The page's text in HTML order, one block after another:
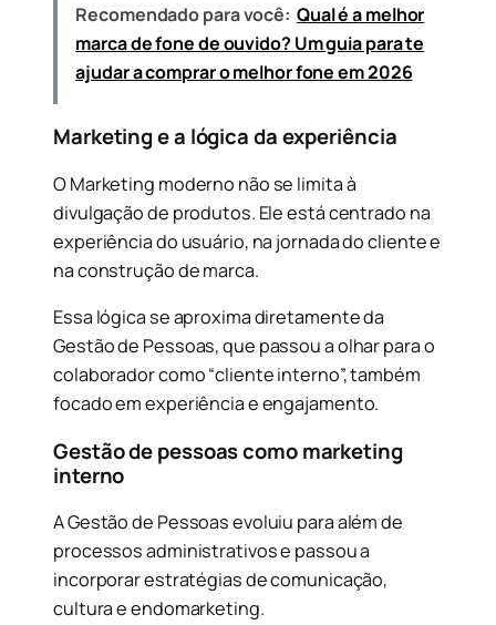
Recomendado para você: Qual é a melhor
marca de fone de ouvido? Um guia para te
ajudar a comprar o melhor fone em 2026
Marketing e a lógica da experiência
O Marketing moderno não se limita à
divulgação de produtos. Ele está centrado na
experiência do usuário, na jornada do cliente e
na construção de marca.
Essa lógica se aproxima diretamente da
Gestão de Pessoas, que passou a olhar para o
colaborador como “cliente interno”, também
focado em experiência e engajamento.
Gestão de pessoas como marketing
interno
A Gestão de Pessoas evoluiu para além de
processos administrativos e passou a
incorporar estratégias de comunicação,
cultura e endomarketing.